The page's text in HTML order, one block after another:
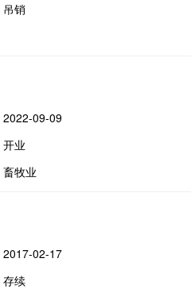
吊销
2022-09-09
开业
畜牧业
2017-02-17
存续